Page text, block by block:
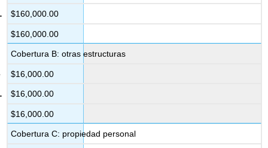
$160,000.00
$160,000.00
Cobertura B: otras estructuras
$16,000.00
$16,000.00
$16,000.00
Cobertura C: propiedad personal